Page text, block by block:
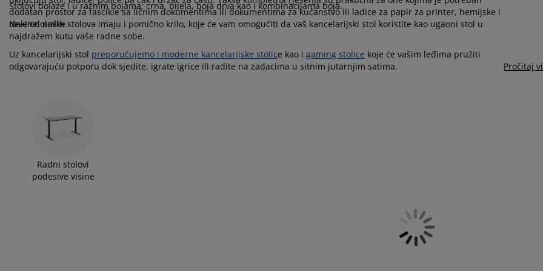
za spavaću sobu
kreveta
kreveta sa spremnikom
kreveti
namještaja
rasvjeta
potrepštine
soba
dodatan prostor za fascikle sa ličnim dokumentima ili dokumentima za kućanstvo ili ladice za papir za printer, hemijske i
drvene olovke.
Stolovi dolaze i u raznim bojama: crna, bijela, boja drva kao i kombinacijama boja.
Neki od naših stolova imaju i pomično krilo, koje će vam omogućiti da vaš kancelarijski stol koristite kao ugaoni stol u
najdražem kutu vaše radne sobe.
Uz kancelarijski stol preporučujemo i moderne kancelarijske stolice kao i gaming stolice koje će vašim leđima pružiti
odgovarajuću potporu dok sjedite, igrate igrice ili radite na zadacima u sitnim jutarnjim satima.
Pročitaj
Radni stolovi
podesive visine